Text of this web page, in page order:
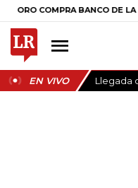
BANCO DE LA
EN VIVO Llegada